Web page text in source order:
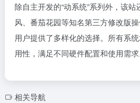
除自主开发的“动系统”系列外，该
风、番茄花园等知名第三方修改版
用户提供了多样化的选择。所有系
用性，满足不同硬件配置和使用需求
相关导航